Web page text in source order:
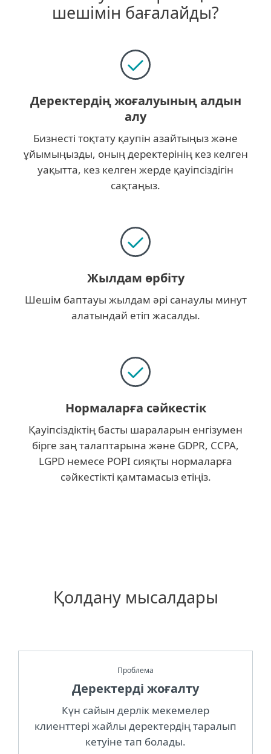
шешімін бағалайды?
Деректердің жоғалуының алдын
алу
Бизнесті тоқтату қаупін азайтыңыз және
ұйымыңызды, оның деректерінің кез келген
уақытта, кез келген жерде қауіпсіздігін
сақтаңыз.
Жылдам өрбіту
Шешім баптауы жылдам әрі санаулы минут
алатындай етіп жасалды.
Нормаларға сәйкестік
Қауіпсіздіктің басты шараларын енгізумен
бірге заң талаптарына және GDPR, CCPA,
LGPD немесе POPI сияқты нормаларға
сәйкестікті қамтамасыз етіңіз.
Қолдану мысалдары
Проблема
Деректерді жоғалту
Күн сайын дерлік мекемелер
клиенттері жайлы деректердің таралып
кетуіне тап болады.